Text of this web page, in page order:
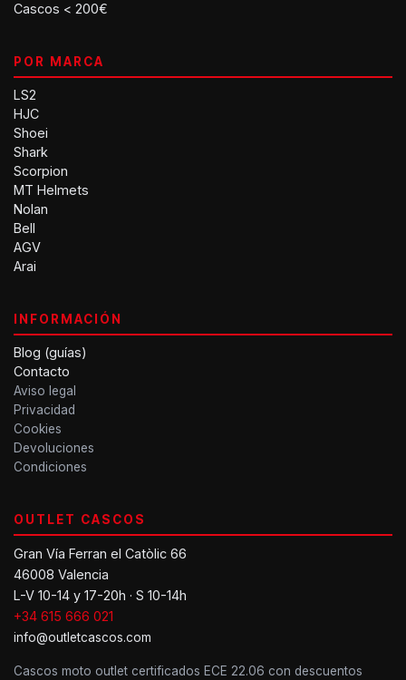
Cascos < 200€
POR MARCA
LS2
HJC
Shoei
Shark
Scorpion
MT Helmets
Nolan
Bell
AGV
Arai
INFORMACIÓN
Blog (guías)
Contacto
Aviso legal
Privacidad
Cookies
Devoluciones
Condiciones
OUTLET CASCOS
Gran Vía Ferran el Catòlic 66
46008 Valencia
L-V 10-14 y 17-20h · S 10-14h
+34 615 666 021
info@outletcascos.com
Cascos moto outlet certificados ECE 22.06 con descuentos